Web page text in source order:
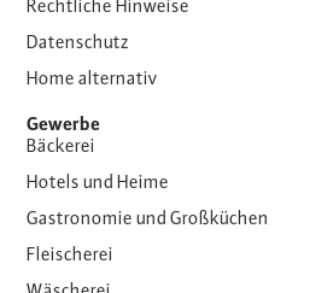
Rechtliche Hinweise
Datenschutz
Home alternativ
Gewerbe
Bäckerei
Hotels und Heime
Gastronomie und Großküchen
Fleischerei